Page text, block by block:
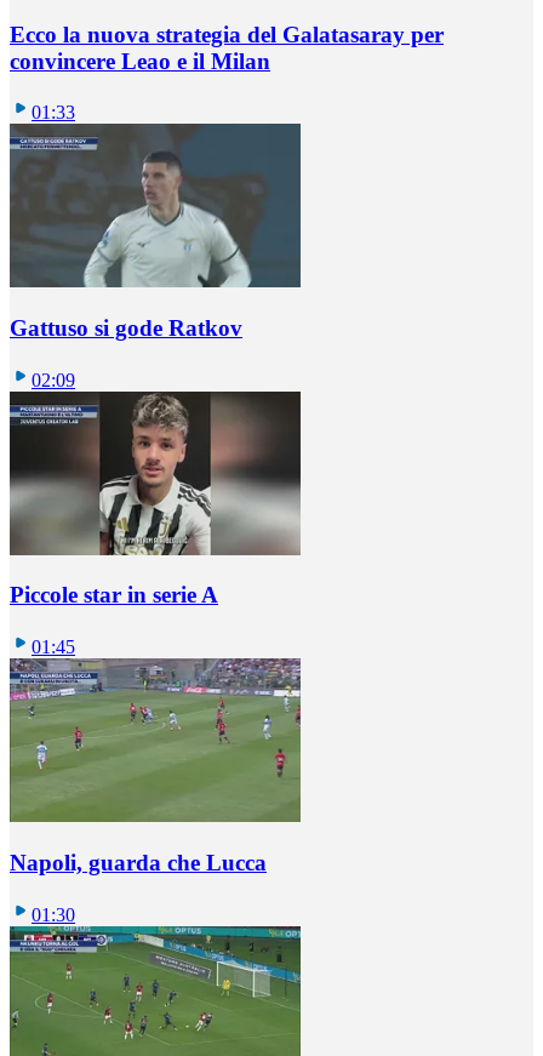
Ecco la nuova strategia del Galatasaray per
convincere Leao e il Milan
01:33
Gattuso si gode Ratkov
02:09
Piccole star in serie A
01:45
Napoli, guarda che Lucca
01:30